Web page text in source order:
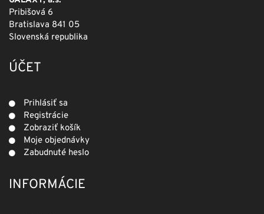
Pribišová 6
Bratislava 841 05
Slovenská republika
ÚČET
Prihlásiť sa
Registrácie
Zobraziť košík
Moje objednávky
Zabudnuté heslo
INFORMÁCIE